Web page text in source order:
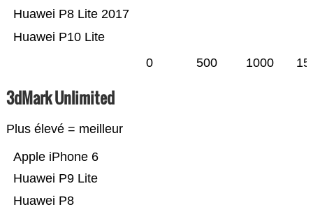
Huawei P10 Lite
Huawei P8 Lite 2017
0 500 1000
3dMark Unlimited
Plus élevé = meilleur
Huawei P8
Huawei P9 Lite
Apple iPhone 6